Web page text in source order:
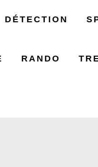
DÉTECTION
RANDO